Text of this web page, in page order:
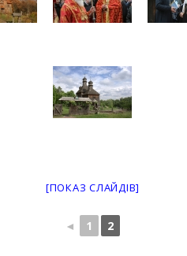
[ПОКАЗ СЛАЙДІВ]
◄ 1 2